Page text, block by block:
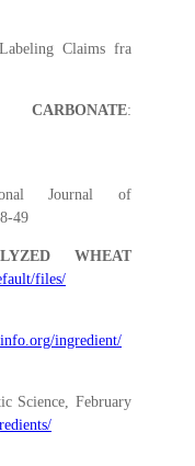
Claims fra
:
Journal of
49
WHEAT
files/
ingredient/
Science, February